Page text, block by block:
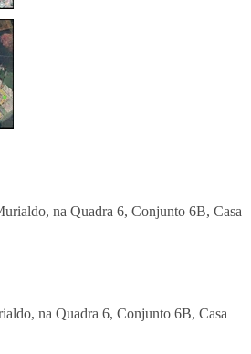
na Quadra 6, Conjunto 6B, Casa